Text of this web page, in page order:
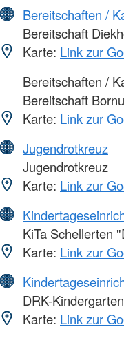
Bereitschaften /
Bereitschaft
Karte: Link zur
Bereitschaften /
Bereitschaft
Karte: Link zur
Jugendrotkreuz
Jugendrotkreuz
Karte: Link zur
KiTa Schellerten
Karte: Link zur
DRK-
Karte: Link zur